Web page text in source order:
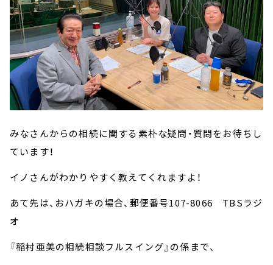
みなさんからの相続に関する素朴な疑問・質問をお待ちし
ています！
イノさんがわかりやすく教えてくれますよ！
あて先は、おハガキの場合、郵便番号107-8066 TBSラジ
オ
『稲村亜美の相続相談フルスイング』の係まで、